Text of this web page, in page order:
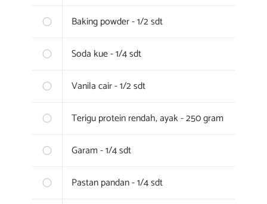
Baking powder - 1/2 sdt
Soda kue - 1/4 sdt
Vanila cair - 1/2 sdt
Terigu protein rendah, ayak - 250 gram
Garam - 1/4 sdt
Pastan pandan - 1/4 sdt